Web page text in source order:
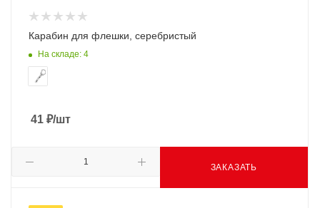
Карабин для флешки, серебристый
На складе: 4
41 ₽/шт
ЗАКАЗАТЬ